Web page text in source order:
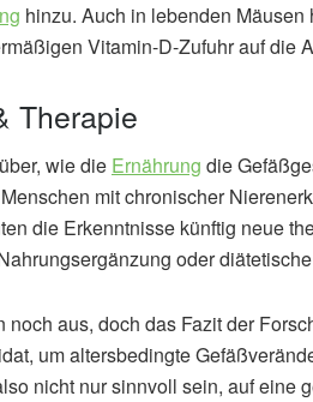
hinzu. Auch in lebenden Mäusen
Vitamin-D-Zufuhr auf die
Therapie
wie die Ernährung die
mit chronischer
die Erkenntnisse künftig neue
oder
aus, doch das Fazit der
um altersbedingte
nicht nur sinnvoll sein, auf eine